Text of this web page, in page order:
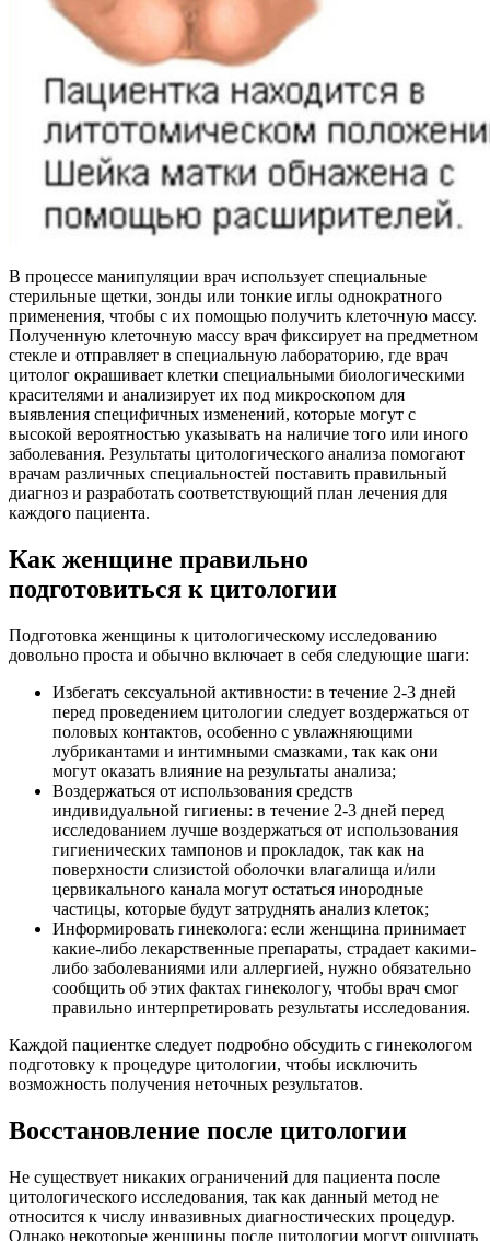
В процессе манипуляции врач использует специальные
стерильные щетки, зонды или тонкие иглы однократного
применения, чтобы с их помощью получить клеточную массу.
Полученную клеточную массу врач фиксирует на предметном
стекле и отправляет в специальную лабораторию, где врач
цитолог окрашивает клетки специальными биологическими
красителями и анализирует их под микроскопом для
выявления специфичных изменений, которые могут с
высокой вероятностью указывать на наличие того или иного
заболевания. Результаты цитологического анализа помогают
врачам различных специальностей поставить правильный
диагноз и разработать соответствующий план лечения для
каждого пациента.
Как женщине правильно
подготовиться к цитологии
Подготовка женщины к цитологическому исследованию
довольно проста и обычно включает в себя следующие шаги:
Избегать сексуальной активности: в течение 2-3 дней
перед проведением цитологии следует воздержаться от
половых контактов, особенно с увлажняющими
лубрикантами и интимными смазками, так как они
могут оказать влияние на результаты анализа;
Воздержаться от использования средств
индивидуальной гигиены: в течение 2-3 дней перед
исследованием лучше воздержаться от использования
гигиенических тампонов и прокладок, так как на
поверхности слизистой оболочки влагалища и/или
цервикального канала могут остаться инородные
частицы, которые будут затруднять анализ клеток;
Информировать гинеколога: если женщина принимает
какие-либо лекарственные препараты, страдает какими-
либо заболеваниями или аллергией, нужно обязательно
сообщить об этих фактах гинекологу, чтобы врач смог
правильно интерпретировать результаты исследования.
Каждой пациентке следует подробно обсудить с гинекологом
подготовку к процедуре цитологии, чтобы исключить
возможность получения неточных результатов.
Восстановление после цитологии
Не существует никаких ограничений для пациента после
цитологического исследования, так как данный метод не
относится к числу инвазивных диагностических процедур.
Однако некоторые женщины после цитологии могут ощущать